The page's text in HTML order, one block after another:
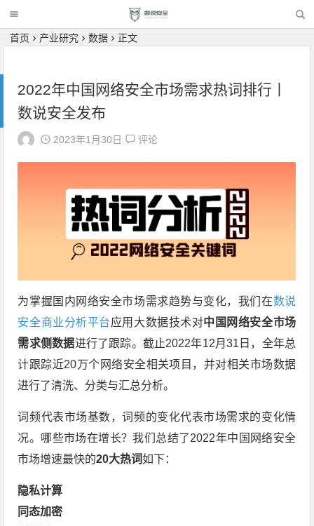
首页 产业研究 数据 正文
2022年中国网络安全市场需求热词排行丨
数说安全发布
2023年1月30日 评论
为掌握国内网络安全市场需求趋势与变化，我们在数说
安全商业分析平台应用大数据技术对中国网络安全市场
需求侧数据进行了跟踪。截止2022年12月31日，全年总
计跟踪近20万个网络安全相关项目，并对相关市场数据
进行了清洗、分类与汇总分析。
词频代表市场基数，词频的变化代表市场需求的变化情
况。哪些市场在增长？我们总结了2022年中国网络安全
市场增速最快的20大热词如下：
隐私计算
同态加密